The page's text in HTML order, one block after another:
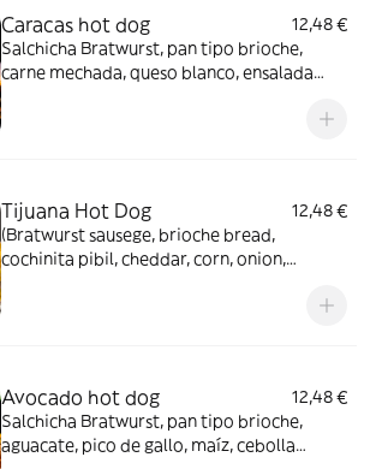
Caracas hot dog
12,48 €
Salchicha Bratwurst, pan tipo brioche,
carne mechada, queso blanco, ensalada
Tijuana Hot Dog
12,48 €
(Bratwurst sausege, brioche bread,
cochinita pibil, cheddar, corn, onion,
Avocado hot dog
12,48 €
Salchicha Bratwurst, pan tipo brioche,
aguacate, pico de gallo, maíz, cebolla